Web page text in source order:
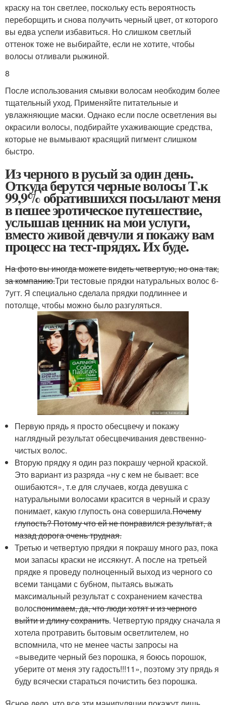
краску на тон светлее, поскольку есть вероятность
переборщить и снова получить черный цвет, от которого
вы едва успели избавиться. Но слишком светлый
оттенок тоже не выбирайте, если не хотите, чтобы
волосы отливали рыжиной.
8
После использования смывки волосам необходим более
тщательный уход. Применяйте питательные и
увлажняющие маски. Однако если после осветления вы
окрасили волосы, подбирайте ухаживающие средства,
которые не вымывают красящий пигмент слишком
быстро.
Из черного в русый за один день.
Откуда берутся черные волосы Т.к
99,9% обратившихся посылают меня
в пешее эротическое путешествие,
услышав ценник на мои услуги,
вместо живой девчули я покажу вам
процесс на тест-прядях. Их буде.
На фото вы иногда можете видеть четвертую, но она так,
за компанию.Три тестовые прядки натуральных волос 6-
7угт. Я специально сделала прядки подлиннее и
потолще, чтобы можно было разгуляться.
Первую прядь я просто обесцвечу и покажу
наглядный результат обесцвечивания девственно-
чистых волос.
Вторую прядку я один раз покрашу черной краской.
Это вариант из разряда «ну с кем не бывает: все
ошибаются», т.е для случаев, когда девушка с
натуральными волосами красится в черный и сразу
понимает, какую глупость она совершила.Почему
глупость? Потому что ей не понравился результат, а
назад дорога очень трудная.
Третью и четвертую прядки я покрашу много раз, пока
мои запасы краски не иссякнут. А после на третьей
прядке я проведу полноценный выход из черного со
всеми танцами с бубном, пытаясь выжать
максимальный результат с сохранением качества
волоспонимаем, да, что люди хотят и из черного
выйти и длину сохранить. Четвертую прядку сначала я
хотела протравить бытовым осветлителем, но
вспомнила, что не менее часты запросы на
«выведите черный без порошка, я боюсь порошок,
уберите от меня эту гадость!!!11», поэтому эту прядь я
буду всячески стараться почистить без порошка.